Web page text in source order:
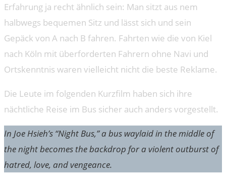
Erfahrung ja recht ähnlich sein: Man sitzt aus nem
halbwegs bequemen Sitz und lässt sich und sein
Gepäck von A nach B fahren. Fahrten wie die von Kiel
nach Köln mit überforderten Fahrern ohne Navi und
Ortskenntnis waren vielleicht nicht die beste Reklame.
Die Leute im folgenden Kurzfilm haben sich ihre
nächtliche Reise im Bus sicher auch anders vorgestellt.
In Joe Hsieh’s “Night Bus,” a bus waylaid in the middle of
the night becomes the backdrop for a violent outburst of
hatred, love, and vengeance.